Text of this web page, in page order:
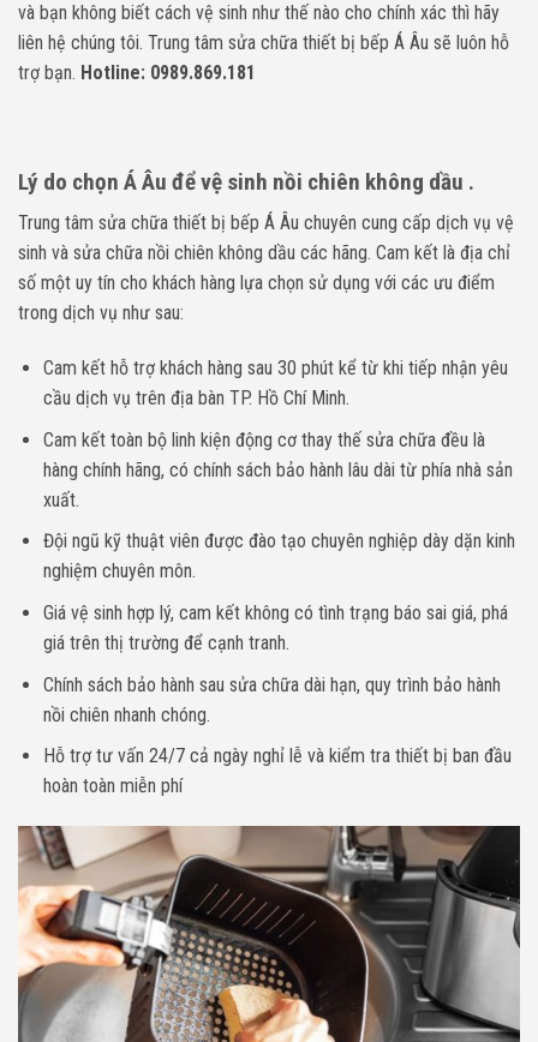
và bạn không biết cách vệ sinh như thế nào cho chính xác thì hãy
liên hệ chúng tôi. Trung tâm sửa chữa thiết bị bếp Á Âu sẽ luôn hỗ
trợ bạn. Hotline: 0989.869.181
Lý do chọn Á Âu để vệ sinh nồi chiên không dầu .
Trung tâm sửa chữa thiết bị bếp Á Âu chuyên cung cấp dịch vụ vệ
sinh và sửa chữa nồi chiên không dầu các hãng. Cam kết là địa chỉ
số một uy tín cho khách hàng lựa chọn sử dụng với các ưu điểm
trong dịch vụ như sau:
Cam kết hỗ trợ khách hàng sau 30 phút kể từ khi tiếp nhận yêu
cầu dịch vụ trên địa bàn TP. Hồ Chí Minh.
Cam kết toàn bộ linh kiện động cơ thay thế sửa chữa đều là
hàng chính hãng, có chính sách bảo hành lâu dài từ phía nhà sản
xuất.
Đội ngũ kỹ thuật viên được đào tạo chuyên nghiệp dày dặn kinh
nghiệm chuyên môn.
Giá vệ sinh hợp lý, cam kết không có tình trạng báo sai giá, phá
giá trên thị trường để cạnh tranh.
Chính sách bảo hành sau sửa chữa dài hạn, quy trình bảo hành
nồi chiên nhanh chóng.
Hỗ trợ tư vấn 24/7 cả ngày nghỉ lễ và kiểm tra thiết bị ban đầu
hoàn toàn miễn phí